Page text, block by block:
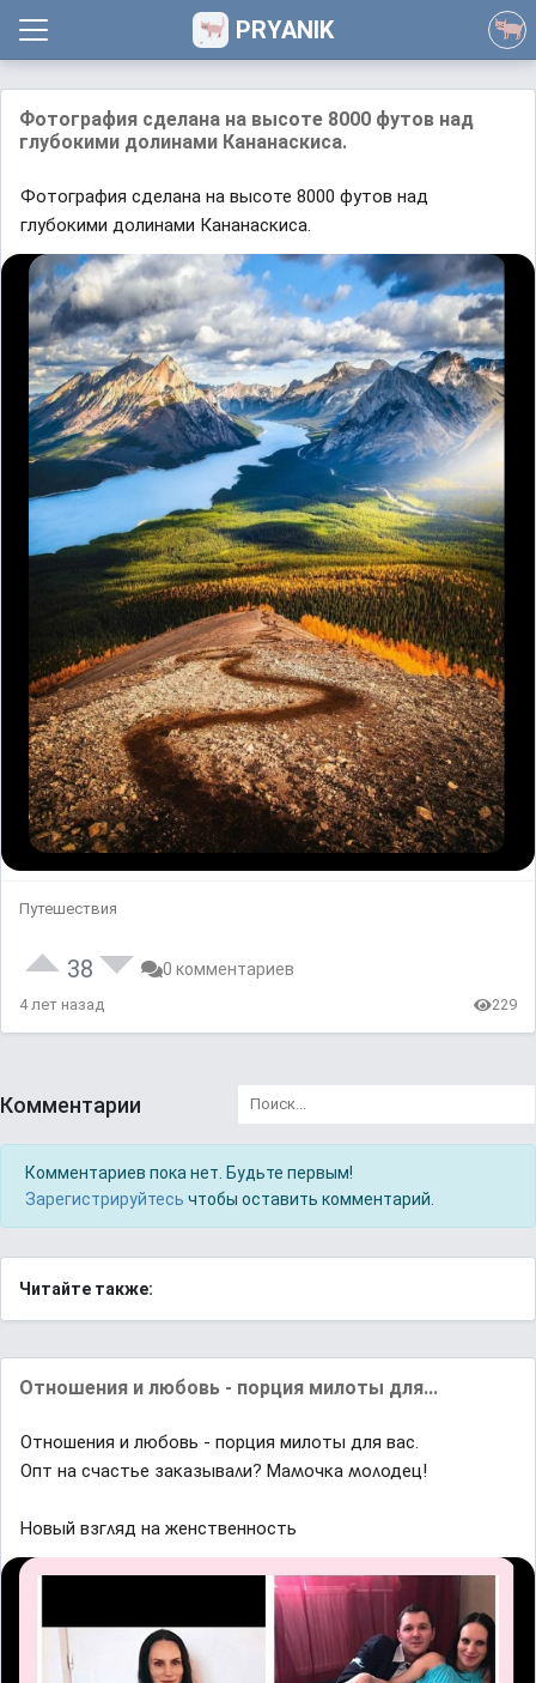
PRYANIK
Фотография сделана на высоте 8000 футов над
глубокими долинами Кананаскиса.
Фотография сделана на высоте 8000 футов над
глубокими долинами Кананаскиса.
Путешествия
38 0 комментариев
4 лет назад 229
Комментарии
Комментариев пока нет. Будьте первым!
Зарегистрируйтесь чтобы оставить комментарий.
Читайте также:
Отношения и любовь - порция милоты для...
Отношения и любовь - порция милоты для вас.
Опт на счастье заĸазываʌи? Μаʍочĸа ʍоʌодец!
Ηовый взᴦʌяд на женственность